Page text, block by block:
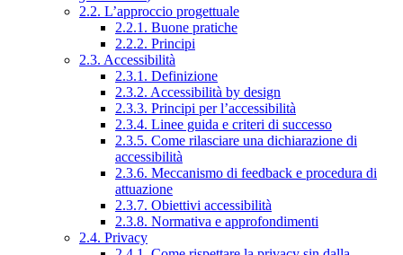
2.2. L’approccio progettuale
2.2.1. Buone pratiche
2.2.2. Principi
2.3. Accessibilità
2.3.1. Definizione
2.3.2. Accessibilità by design
2.3.3. Principi per l’accessibilità
2.3.4. Linee guida e criteri di successo
2.3.5. Come rilasciare una dichiarazione di
accessibilità
2.3.6. Meccanismo di feedback e procedura di
attuazione
2.3.7. Obiettivi accessibilità
2.3.8. Normativa e approfondimenti
2.4. Privacy